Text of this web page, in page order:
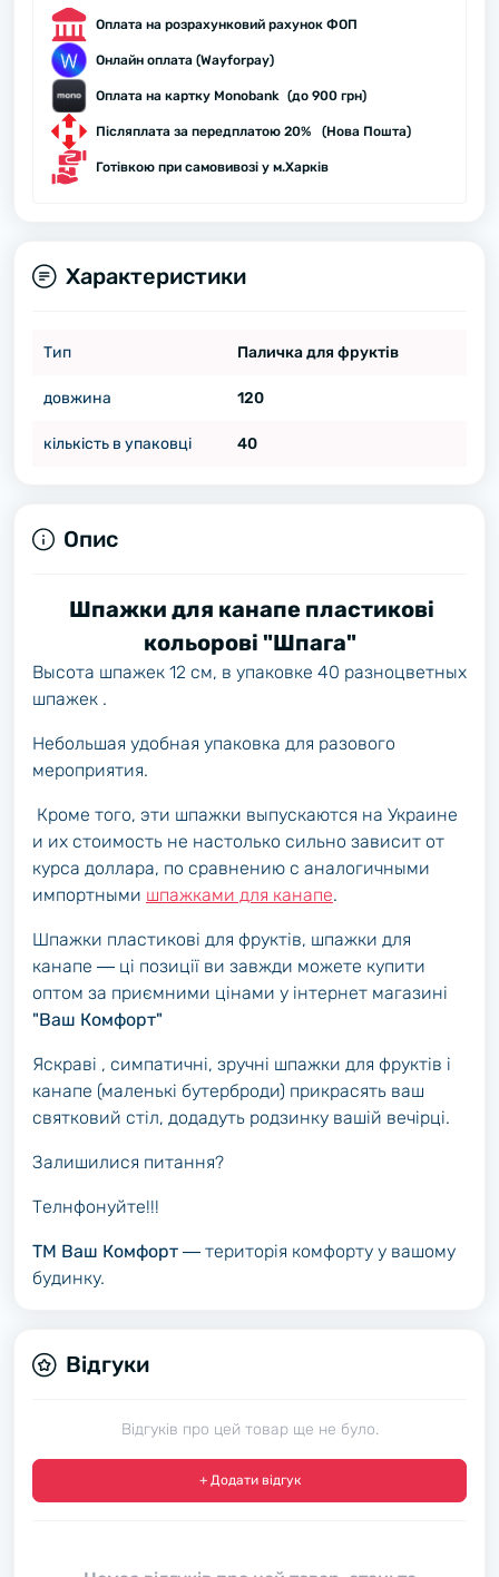
Оплата на розрахунковий рахунок ФОП
Онлайн оплата (Wayforpay)
Оплата на картку Monobank (до 900 грн)
Післяплата за передплатою 20% (Нова Пошта)
Готівкою при самовивозі у м.Харків
Характеристики
Тип Паличка для фруктів
довжина 120
кількість в упаковці 40
Опис
Шпажки для канапе пластикові
кольорові "Шпага"
Высота шпажек 12 см, в упаковке 40 разноцветных
шпажек .
Небольшая удобная упаковка для разового
мероприятия.
Кроме того, эти шпажки выпускаются на Украине
и их стоимость не настолько сильно зависит от
курса доллара, по сравнению с аналогичными
импортными шпажками для канапе.
Шпажки пластикові для фруктів, шпажки для
канапе ― ці позиції ви завжди можете купити
оптом за приємними цінами у інтернет магазині
"Ваш Комфорт"
Яскраві , симпатичні, зручні шпажки для фруктів і
канапе (маленькі бутерброди) прикрасять ваш
святковий стіл, додадуть родзинку вашій вечірці.
Залишилися питання?
Телнфонуйте!!!
ТМ Ваш Комфорт ― територія комфорту у вашому
будинку.
Відгуки
Відгуків про цей товар ще не було.
+ Додати відгук